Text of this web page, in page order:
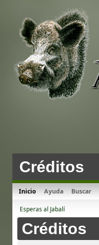
Créditos
Inicio Ayuda Buscar
Esperas al Jabalí
Créditos